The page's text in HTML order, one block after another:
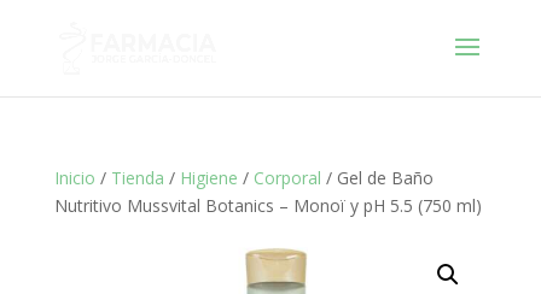
Inicio / Tienda / Higiene / Corporal / Gel de Baño
Nutritivo Mussvital Botanics – Monoï y pH 5.5 (750 ml)